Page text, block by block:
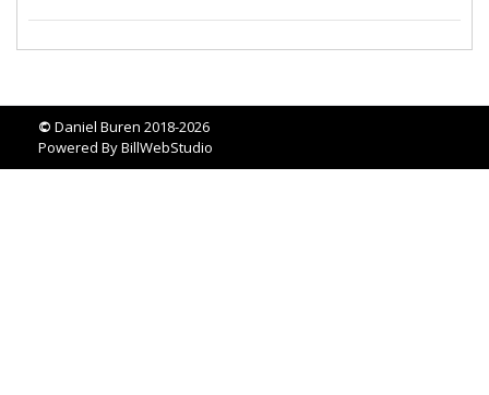
© Daniel Buren 2018-2026
Powered ByBillWebStudio